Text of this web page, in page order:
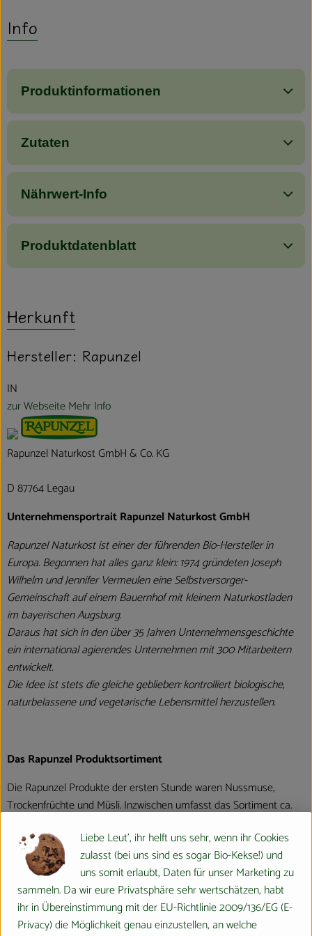
Info
Produktinformationen
Zutaten
Nährwert-Info
Produktdatenblatt
Herkunft
Hersteller: Rapunzel
IN
zur WebseiteMehr Info
Rapunzel Naturkost GmbH & Co. KG
D 87764 Legau
Unternehmensportrait Rapunzel Naturkost GmbH
Rapunzel Naturkost ist einer der führenden Bio-Hersteller in
Europa. Begonnen hat alles ganz klein: 1974 gründeten Joseph
Wilhelm und Jennifer Vermeulen eine Selbstversorger-
Gemeinschaft auf einem Bauernhof mit kleinem Naturkostladen
im bayerischen Augsburg.
Daraus hat sich in den über 35 Jahren Unternehmensgeschichte
ein international agierendes Unternehmen mit 300 Mitarbeitern
entwickelt.
Die Idee ist stets die gleiche geblieben: kontrolliert biologische,
naturbelassene und vegetarische Lebensmittel herzustellen.
Das Rapunzel Produktsortiment
Die Rapunzel Produkte der ersten Stunde waren Nussmuse,
Trockenfrüchte und Müsli. Inzwischen umfasst das Sortiment ca.
Speiseöle, Schokoladen und Kaffee zum Kernsortiment. Die Hälfte
dieser Produkte wird in Legau im Allgäu hergestellt oder
verarbeitet.
Liebe Leut', ihr helft uns sehr, wenn ihr Cookies
zulasst (bei uns sind es sogar Bio-Kekse!) und
uns somit erlaubt, Daten für unser Marketing zu
sammeln. Da wir eure Privatsphäre sehr wertschätzen, habt
ihr in Übereinstimmung mit der EU-Richtlinie 2009/136/EG (E-
Privacy) die Möglichkeit genau einzustellen, an welche